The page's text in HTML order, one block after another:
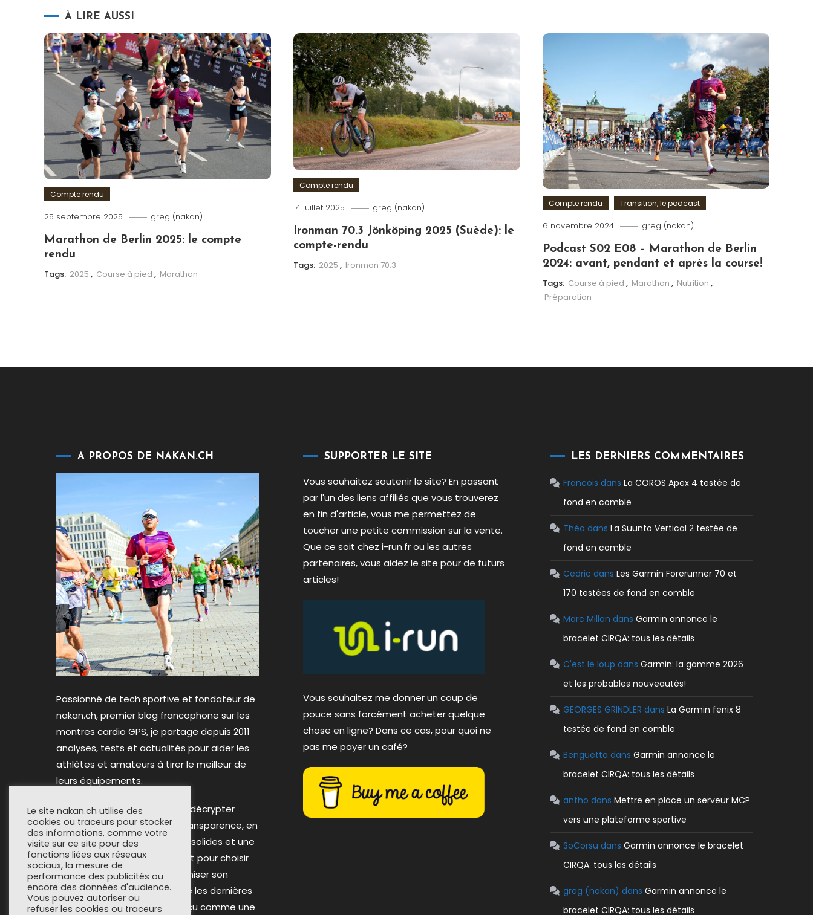
À LIRE AUSSI
Compte rendu
25 septembre 2025 greg (nakan)
Marathon de Berlin 2025: le compte
rendu
Tags: 2025 , Course à pied , Marathon
Compte rendu
14 juillet 2025 greg (nakan)
Ironman 70.3 Jönköping 2025 (Suède): le
compte-rendu
Tags: 2025 , Ironman 70.3
Compte rendu Transition, le podcast
6 novembre 2024 greg (nakan)
Podcast S02 E08 – Marathon de Berlin
2024: avant, pendant et après la course!
Tags: Course à pied , Marathon , Nutrition ,
Préparation
A PROPOS DE NAKAN.CH
Passionné de tech sportive et fondateur de
nakan.ch, premier blog francophone sur les
montres cardio GPS, je partage depuis 2011
analyses, tests et actualités pour aider les
athlètes et amateurs à tirer le meilleur de
leurs équipements.
Mon objectif reste inchangé : décrypter
l’innovation avec rigueur et transparence, en
m’appuyant sur des données solides et une
expérience terrain. Que ce soit pour choisir
une montre connectée, optimiser son
entraînement ou comprendre les dernières
tendances, nakan.ch est conçu comme une
SUPPORTER LE SITE
Vous souhaitez soutenir le site? En passant
par l'un des liens affiliés que vous trouverez
en fin d'article, vous me permettez de
toucher une petite commission sur la vente.
Que ce soit chez i-run.fr ou les autres
partenaires, vous aidez le site pour de futurs
articles!
Vous souhaitez me donner un coup de
pouce sans forcément acheter quelque
chose en ligne? Dans ce cas, pour quoi ne
pas me payer un café?
LES DERNIERS COMMENTAIRES
Francois dans La COROS Apex 4 testée de
fond en comble
Théo dans La Suunto Vertical 2 testée de
fond en comble
Cedric dans Les Garmin Forerunner 70 et
170 testées de fond en comble
Marc Millon dans Garmin annonce le
bracelet CIRQA: tous les détails
C'est le loup dans Garmin: la gamme 2026
et les probables nouveautés!
GEORGES GRINDLER dans La Garmin fenix 8
testée de fond en comble
Benguetta dans Garmin annonce le
bracelet CIRQA: tous les détails
antho dans Mettre en place un serveur MCP
vers une plateforme sportive
SoCorsu dans Garmin annonce le bracelet
CIRQA: tous les détails
greg (nakan) dans Garmin annonce le
bracelet CIRQA: tous les détails
Le site nakan.ch utilise des
cookies ou traceurs pour stocker
des informations, comme votre
visite sur ce site pour des
fonctions liées aux réseaux
sociaux, la mesure de
performance des publicités ou
encore des données d'audience.
Vous pouvez autoriser ou
refuser les cookies ou traceurs